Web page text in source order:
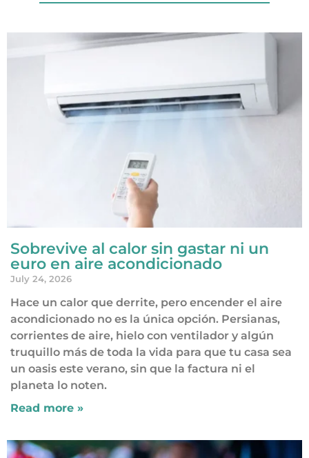
Sobrevive al calor sin gastar ni un
euro en aire acondicionado
July 24, 2026
Hace un calor que derrite, pero encender el aire
acondicionado no es la única opción. Persianas,
corrientes de aire, hielo con ventilador y algún
truquillo más de toda la vida para que tu casa sea
un oasis este verano, sin que la factura ni el
planeta lo noten.
Read more »